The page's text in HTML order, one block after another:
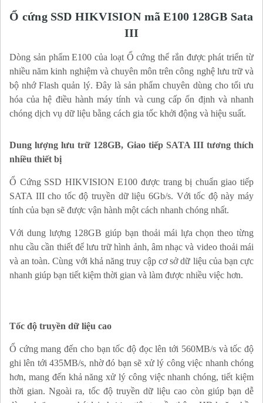
Ổ cứng SSD HIKVISION mã E100 128GB Sata
III
Dòng sản phẩm E100 của loạt Ổ cứng thể rắn được phát triển từ
nhiều năm kinh nghiệm và chuyên môn trên công nghệ lưu trữ và
bộ nhớ Flash quản lý. Đây là sản phẩm chuyên dùng cho tối ưu
hóa của hệ điều hành máy tính và cung cấp ổn định và nhanh
chóng dịch vụ dữ liệu bằng cách gia tốc khởi động và hiệu suất.
Dung lượng lưu trữ 128GB, Giao tiếp SATA III tương thích
nhiều thiết bị
Ổ Cứng SSD HIKVISION E100 được trang bị chuẩn giao tiếp
SATA III cho tốc độ truyền dữ liệu 6Gb/s. Với tốc độ này máy
tính của bạn sẽ được vận hành một cách nhanh chóng nhất.
Với dung lượng 128GB giúp bạn thoải mái lựa chọn theo từng
nhu cầu cần thiết để lưu trữ hình ảnh, âm nhạc và video thoải mái
và an toàn. Cùng với khả năng truy cập cơ sở dữ liệu của bạn cực
nhanh giúp bạn tiết kiệm thời gian và làm được nhiều việc hơn.
Tốc độ truyền dữ liệu cao
Ổ cứng mang đến cho bạn tốc độ đọc lên tới 560MB/s và tốc độ
ghi lên tới 435MB/s, nhờ đó bạn sẽ xử lý công việc nhanh chóng
hơn, mang đến khả năng xử lý công việc nhanh chóng, tiết kiệm
thời gian. Ngoài ra, tốc độ truyền dữ liệu cao còn giúp bạn dễ